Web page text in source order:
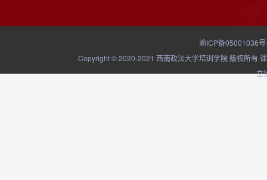
渝ICP备05001036
Copyright © 2020-2021 西南政法大学培训学院 版权所有
立